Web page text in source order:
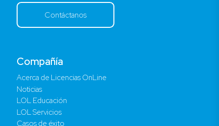
Compañía
Acerca de Licencias OnLine
Noticias
LOL Educación
LOL Servicios
Casos de éxito
Contáctanos